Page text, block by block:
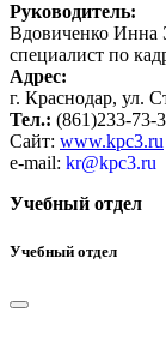
Руководитель:
Вдовиченко Инна
специалист по
Адрес:
г. Краснодар, ул.
Тел.: (861)233-73-
Сайт: www.kpc3.ru
e-mail: kr@kpc3.ru
Учебный отдел
Учебный отдел